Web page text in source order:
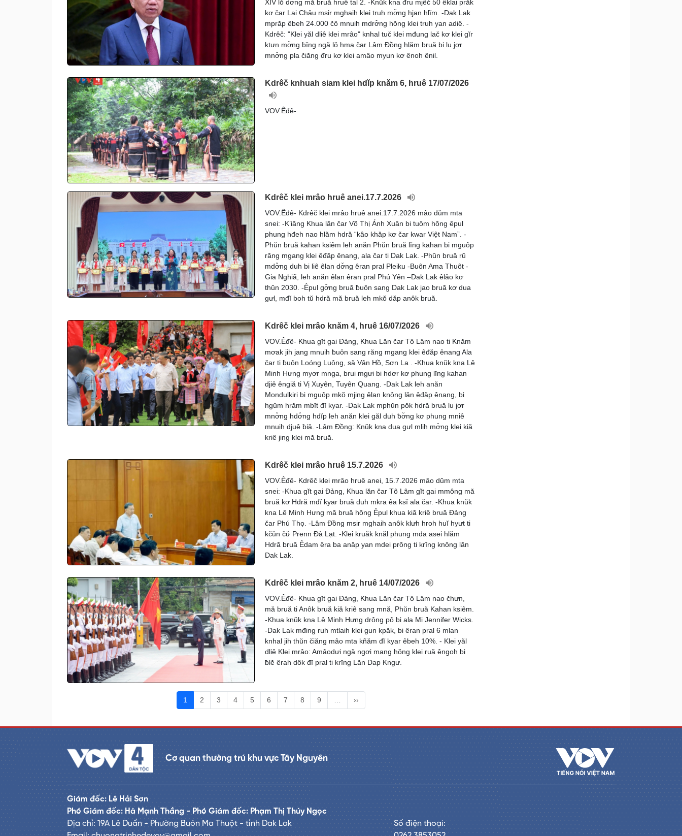
XIV lŏ dơ̆ng mă bruă hruê tal 2. -Knŭk kna đru mjêč 50 êklai prăk
kơ čar Lai Châu msir mghaih klei truh mơ̆ng hjan hlĭm. -Dak Lak
mprăp êbeh 24.000 čô mnuih mdrơ̆ng hŏng klei truh yan adiê. -
Kdrêč: "Klei yăl dliê klei mrâo" knhal tuč klei mđung lač kơ klei gĭr
ktưn mơ̆ng ƀĭng ngă lŏ hma čar Lâm Đồng hlăm bruă bi lu jơr
mnơ̆ng pla čiăng đru kơ klei amâo myun kơ ênoh ênil.
Kdrêč knhuah siam klei hdĭp knăm 6, hruê 17/07/2026
VOV.Êđê-
Kdrêč klei mrâo hruê anei.17.7.2026
VOV.Êđê- Kdrêč klei mrâo hruê anei.17.7.2026 mâo dŭm mta
snei: -K’iăng Khua lăn čar Võ Thị Ánh Xuân bi tuôm hŏng êpul
phung hđeh nao hlăm hdră “kâo khăp kơ čar kwar Việt Nam”. -
Phŭn bruă kahan ksiêm leh anăn Phŭn bruă lĭng kahan bi mguôp
răng mgang klei êđăp ênang, ala čar ti Dak Lak. -Phŭn bruă rŭ
mdơ̆ng duh bi liê êlan dơ̆ng êran pral Pleiku -Ƀuôn Ama Thuôt -
Gia Nghiã, leh anăn êlan êran pral Phú Yên –Dak Lak êlâo kơ
thŭn 2030. -Êpul gơ̆ng bruă ƀuôn sang Dak Lak jao bruă kơ dua
gưl, mđĭ boh tŭ hdră mă bruă leh mkŏ dăp anôk bruă.
Kdrêč klei mrâo knăm 4, hruê 16/07/2026
VOV.Êđê- Khua gĭt gai Đảng, Khua Lăn čar Tô Lâm nao ti Knăm
mơak jih jang mnuih ƀuôn sang răng mgang klei êđăp ênang Ala
čar ti ƀuôn Loóng Luông, să Vân Hồ, Sơn La . -Khua knŭk kna Lê
Minh Hưng myơr mnga, brui mgưi bi hdơr kơ phung lĭng kahan
djiê êngiă ti Vị Xuyên, Tuyên Quang. -Dak Lak leh anăn
Mondulkiri bi mguôp mkŏ mjing êlan knông lăn êđăp ênang, bi
hgŭm hrăm mbĭt đĭ kyar. -Dak Lak mphŭn pŏk hdră bruă lu jơr
mnơ̆ng hdơ̆ng hdĭp leh anăn klei găl duh ƀơ̆ng kơ phung mniê
mnuih djuê ƀiă. -Lâm Đồng: Knŭk kna dua gưl mlih mơ̆ng klei kiă
kriê jing klei mă bruă.
Kdrêč klei mrâo hruê 15.7.2026
VOV.Êđê- Kdrêč klei mrâo hruê anei, 15.7.2026 mâo dŭm mta
snei: -Khua gĭt gai Đảng, Khua lăn čar Tô Lâm gĭt gai mmông mă
bruă kơ Hdră mđĭ kyar bruă duh mkra êa ksĭ ala čar. -Khua knŭk
kna Lê Minh Hưng mă bruă hŏng Êpul khua kiă kriê bruă Đảng
čar Phú Thọ. -Lâm Đồng msir mghaih anôk klưh hroh huĭ hyưt ti
kčŭn čư̆ Prenn Đà Lạt. -Klei kruăk knăl phung mda asei hlăm
Hdră bruă Êdam êra ba anăp yan mdei prŏng ti krĭng knông lăn
Dak Lak.
Kdrêč klei mrâo knăm 2, hruê 14/07/2026
VOV.Êđê- Khua gĭt gai Đảng, Khua Lăn čar Tô Lâm nao čhưn,
mă bruă ti Anôk bruă kiă kriê sang mnă, Phŭn bruă Kahan ksiêm.
-Khua knŭk kna Lê Minh Hưng drông pô bi ala Mi Jennifer Wicks.
-Dak Lak mđing ruh mtlaih klei gun kpăk, bi êran pral 6 mlan
knhal jih thŭn čiăng mâo mta kñăm đĭ kyar êbeh 10%. - Klei yăl
dliê Klei mrâo: Amâodưi ngă ngơi mang hŏng klei ruă êngoh bi
ƀlĕ êrah dôk đĭ pral ti krĭng Lăn Dap Kngư.
1 2 3 4 5 6 7 8 9 ››
Cơ quan thường trú khu vực Tây Nguyên
Giám đốc: Lê Hải Sơn
Phó Giám đốc: Hà Mạnh Thắng - Phó Giám đốc: Phạm Thị Thúy Ngọc
Địa chỉ: 19A Lê Duẩn - Phường Buôn Ma Thuột - tỉnh Dak Lak
Số điện thoại: